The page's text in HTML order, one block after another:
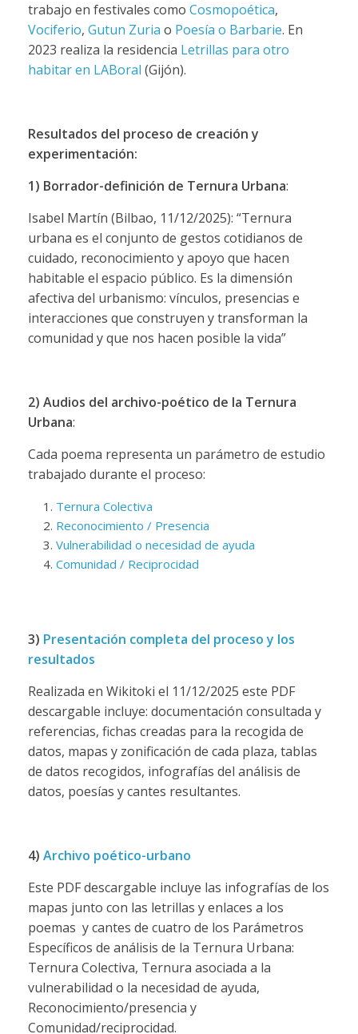
trabajo en festivales como Cosmopoética,
Vociferio, Gutun Zuria o Poesía o Barbarie. En
2023 realiza la residencia Letrillas para otro
habitar en LABoral (Gijón).
Resultados del proceso de creación y
experimentación:
1) Borrador-definición de Ternura Urbana:
Isabel Martín (Bilbao, 11/12/2025): “Ternura
urbana es el conjunto de gestos cotidianos de
cuidado, reconocimiento y apoyo que hacen
habitable el espacio público. Es la dimensión
afectiva del urbanismo: vínculos, presencias e
interacciones que construyen y transforman la
comunidad y que nos hacen posible la vida”
2) Audios del archivo-poético de la Ternura
Urbana:
Cada poema representa un parámetro de estudio
trabajado durante el proceso:
Ternura Colectiva
Reconocimiento / Presencia
Vulnerabilidad o necesidad de ayuda
Comunidad / Reciprocidad
3) Presentación completa del proceso y los
resultados
Realizada en Wikitoki el 11/12/2025 este PDF
descargable incluye: documentación consultada y
referencias, fichas creadas para la recogida de
datos, mapas y zonificación de cada plaza, tablas
de datos recogidos, infografías del análisis de
datos, poesías y cantes resultantes.
4) Archivo poético-urbano
Este PDF descargable incluye las infografías de los
mapas junto con las letrillas y enlaces a los
poemas y cantes de cuatro de los Parámetros
Específicos de análisis de la Ternura Urbana:
Ternura Colectiva, Ternura asociada a la
vulnerabilidad o la necesidad de ayuda,
Reconocimiento/presencia y
Comunidad/reciprocidad.